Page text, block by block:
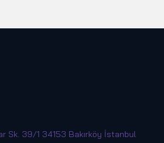
Sk. 39/1 34153 Bakırköy İstanbul